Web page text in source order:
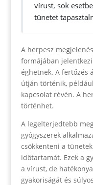
vírust, sok
tünetet
A herpesz
formájában
éghetnek. A fertőzés
útján történik,
kapcsolat révén. A
történhet.
A legelterjedtebb
gyógyszerek
csökkenteni a
időtartamát. Ezek a
a vírust, de
gyakoriságát és